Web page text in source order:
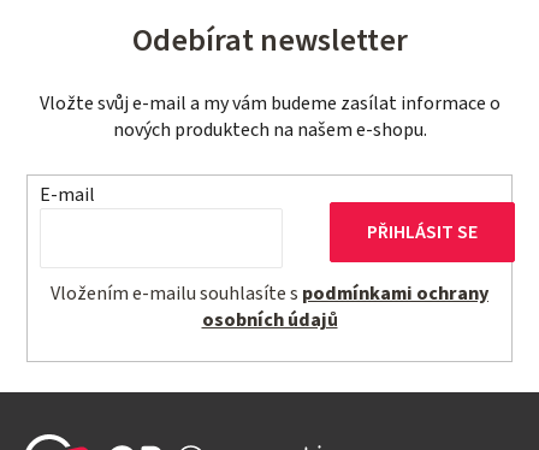
c
p
r
ý
p
i
s
u
Odebírat newsletter
Vložte svůj e-mail a my vám budeme zasílat informace o
nových produktech na našem e-shopu.
E-mail
Vložením e-mailu souhlasíte s podmínkami ochrany
osobních údajů
PŘIHLÁSIT SE